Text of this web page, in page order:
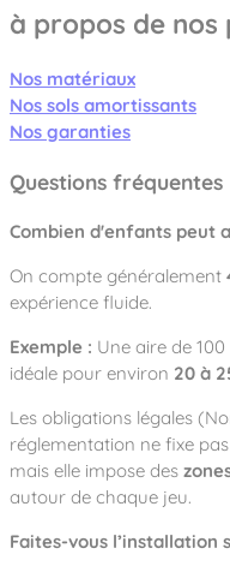
à propos de nos
Nos matériaux
Nos sols amortissants
Nos garanties
Questions fréquentes
Combien d'enfants peut
On compte généralement
expérience fluide.
Exemple : Une aire de
idéale pour environ 20 à
Les obligations légales
réglementation ne fixe
mais elle impose des
autour de chaque jeu.
Faites-vous l’installation